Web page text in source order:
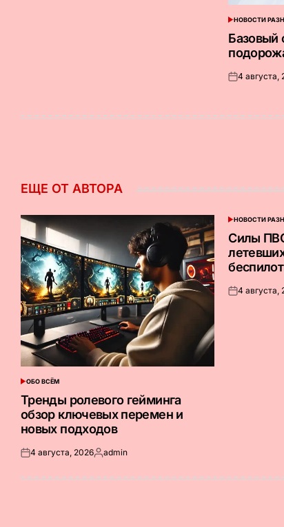
ОПУБЛИКОВАНО
В
НОВОСТИ
Базовый
4 августа,
ЕЩЕ ОТ АВТОРА
ОПУБЛИКОВАНО
В
ОБО ВСЁМ
Тренды ролевого гейминга
обзор ключевых перемен и
новых подходов
Опубликовано
4 августа, 2026Запись
admin
ОПУБЛИКОВАНО
НОВОСТИ
Силы
4 августа,